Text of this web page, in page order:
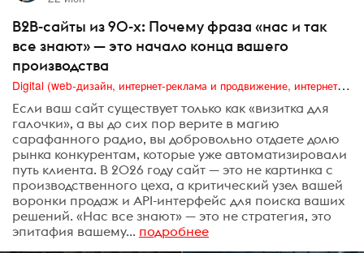
B2B-сайты из 90-х: Почему фраза «нас и так
все знают» — это начало конца вашего
производства
Digital (web-дизайн, интернет-реклама и продвижение, интернет-сообщества и блоги, интернет-коммуникации, мобильный маркетинг, реклама на цифровых экранах)
Если ваш сайт существует только как «визитка для
галочки», а вы до сих пор верите в магию
сарафанного радио, вы добровольно отдаете долю
рынка конкурентам, которые уже автоматизировали
путь клиента. В 2026 году сайт — это не картинка с
производственного цеха, а критический узел вашей
воронки продаж и API-интерфейс для поиска ваших
решений. «Нас все знают» — это не стратегия, это
эпитафия вашему... подробнее